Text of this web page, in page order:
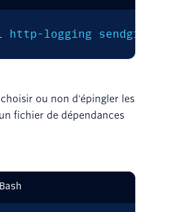
http-logging sendgrid
ou non d'épingler les
fichier de dépendances
Bash